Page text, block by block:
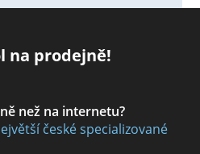
na prodejně!
než na internetu?
české specializované